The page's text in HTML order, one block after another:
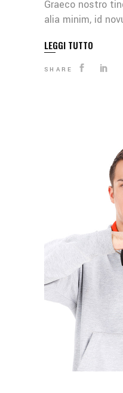
Graeco nostro
alia minim, id
LEGGI TUTTO
SHARE